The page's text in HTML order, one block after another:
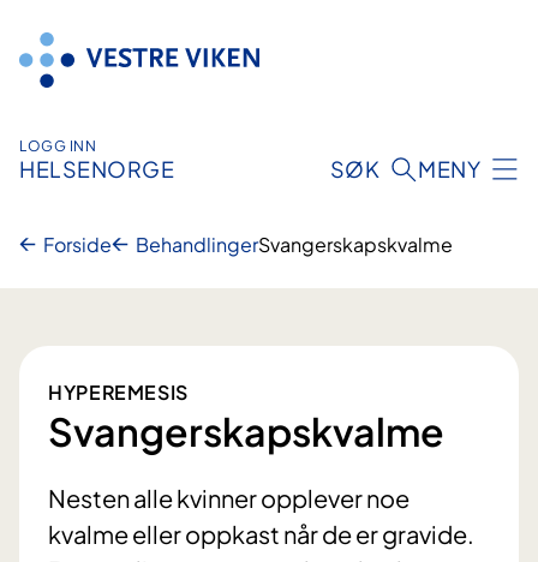
innhold
LOGG INN
HELSENORGE SØK MENY
Forside BehandlingerSvangerskapskvalme
HYPEREMESIS
Svangerskapskvalme
Nesten alle kvinner opplever noe
kvalme eller oppkast når de er gravide.